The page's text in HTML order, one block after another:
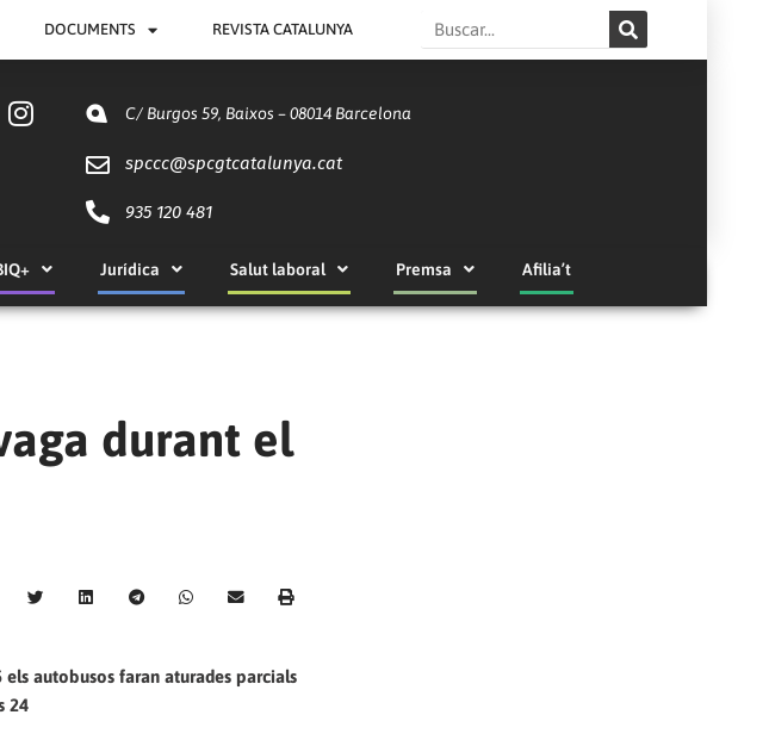
DOCUMENTS REVISTA CATALUNYA Search
C/ Burgos 59, Baixos – 08014 Barcelona
spccc@spcgtcatalunya.cat
935 120 481
Jurídica Salut laboral Premsa Afilia’t
durant el
autobusos faran aturades parcials
24